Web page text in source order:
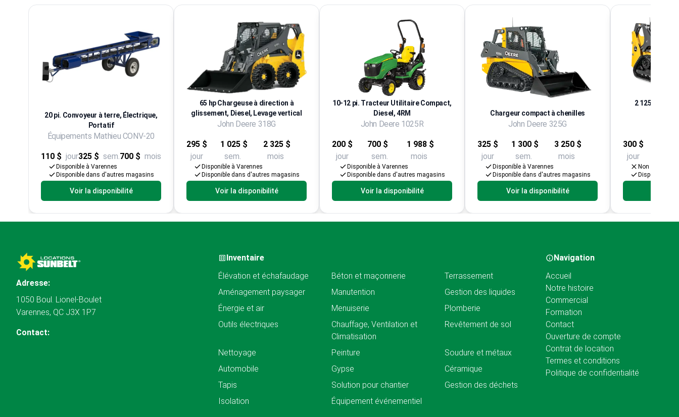
20 pi. Convoyeur à terre, Électrique,
Portatif
Équipements Mathieu CONV-20
110 $ jour325 $ sem.700 $ mois
Disponible à Varennes
Disponible dans d'autres magasins
Voir la disponibilité
65 hp Chargeuse à direction à
glissement, Diesel, Levage vertical
John Deere 318G
295 $
jour
1 025 $
sem.
2 325 $
mois
Disponible à Varennes
Disponible dans d'autres magasins
Voir la disponibilité
10-12 pi. Tracteur Utilitaire Compact,
Diesel, 4RM
John Deere 1025R
200 $
jour
700 $
sem.
1 988 $
mois
Disponible à Varennes
Disponible dans d'autres magasins
Voir la disponibilité
Chargeur compact à chenilles
John Deere 325G
325 $
jour
1 300 $
sem.
3 250 $
mois
Disponible à Varennes
Disponible dans d'autres magasins
Voir la disponibilité
2 125 lb
300 $
jour
Non
Disponible
Adresse:
1050 Boul. Lionel-Boulet
Varennes, QC J3X 1P7
Contact:
Inventaire
Élévation et échafaudage
Béton et maçonnerie
Terrassement
Aménagement paysager
Manutention
Gestion des liquides
Énergie et air
Menuiserie
Plomberie
Outils électriques
Chauffage, Ventilation et
Climatisation
Revêtement de sol
Nettoyage Peinture
Soudure et métaux
Automobile
Gypse
Céramique
Tapis
Solution pour chantier
Gestion des déchets
Isolation
Équipement événementiel
Navigation
Accueil
Notre histoire
Commercial
Formation
Contact
Ouverture de compte
Contrat de location
Termes et conditions
Politique de confidentialité